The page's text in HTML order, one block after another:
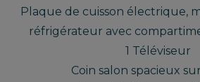
Plaque de cuisson électrique,
réfrigérateur avec
1 Téléviseur
Coin salon spacieux